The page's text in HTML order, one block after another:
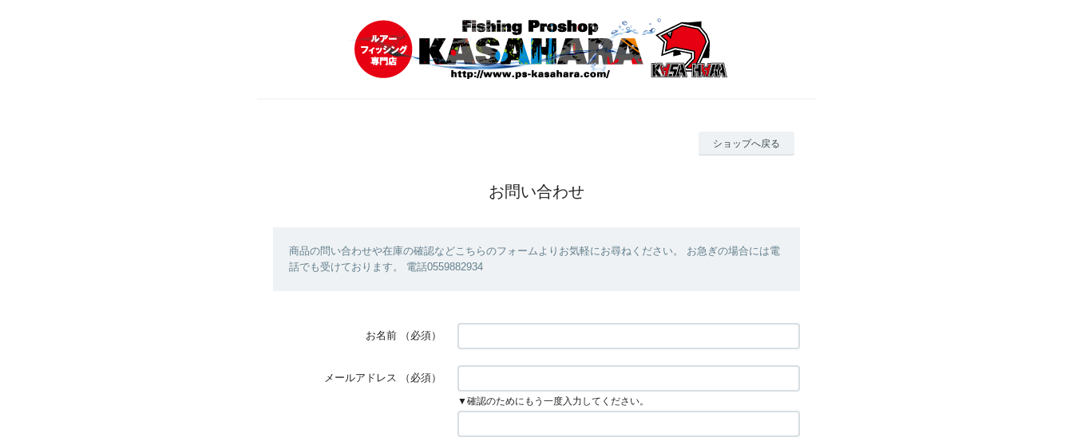
ショップへ戻る
お問い合わせ
商品の問い合わせや在庫の確認などこちらのフォームよりお気軽にお尋ねください。 お急ぎの場合には電
話でも受けております。 電話0559882934
お名前 （必須）
メールアドレス （必須）
▼確認のためにもう一度入力してください。